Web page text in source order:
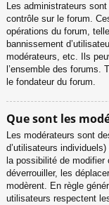
Les administrateurs
contrôle sur le forum.
opérations du forum,
bannissement
modérateurs, etc. Ils
l’ensemble des forums.
le fondateur du forum.
Que sont les
Les modérateurs sont
d’utilisateurs
la possibilité de
déverrouiller, les
modèrent. En règle
utilisateurs respectent